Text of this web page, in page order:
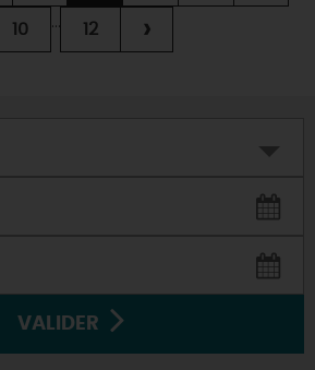
10 ... 12 ›
VALIDER